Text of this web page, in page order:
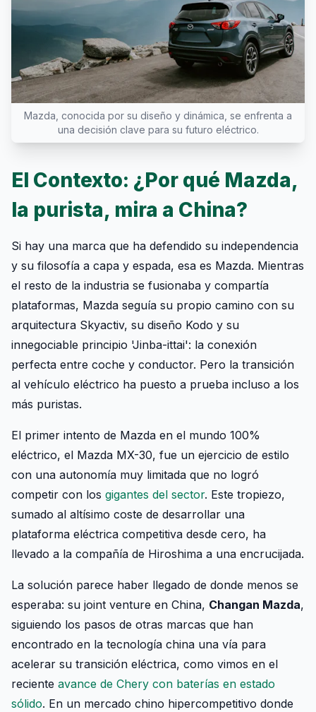
Mazda, conocida por su diseño y dinámica, se enfrenta a
una decisión clave para su futuro eléctrico.
El Contexto: ¿Por qué Mazda,
la purista, mira a China?
Si hay una marca que ha defendido su independencia
y su filosofía a capa y espada, esa es Mazda. Mientras
el resto de la industria se fusionaba y compartía
plataformas, Mazda seguía su propio camino con su
arquitectura Skyactiv, su diseño Kodo y su
innegociable principio 'Jinba-ittai': la conexión
perfecta entre coche y conductor. Pero la transición
al vehículo eléctrico ha puesto a prueba incluso a los
más puristas.
El primer intento de Mazda en el mundo 100%
eléctrico, el Mazda MX-30, fue un ejercicio de estilo
con una autonomía muy limitada que no logró
competir con los gigantes del sector. Este tropiezo,
sumado al altísimo coste de desarrollar una
plataforma eléctrica competitiva desde cero, ha
llevado a la compañía de Hiroshima a una encrucijada.
La solución parece haber llegado de donde menos se
esperaba: su joint venture en China, Changan Mazda,
siguiendo los pasos de otras marcas que han
encontrado en la tecnología china una vía para
acelerar su transición eléctrica, como vimos en el
reciente avance de Chery con baterías en estado
sólido. En un mercado chino hipercompetitivo donde